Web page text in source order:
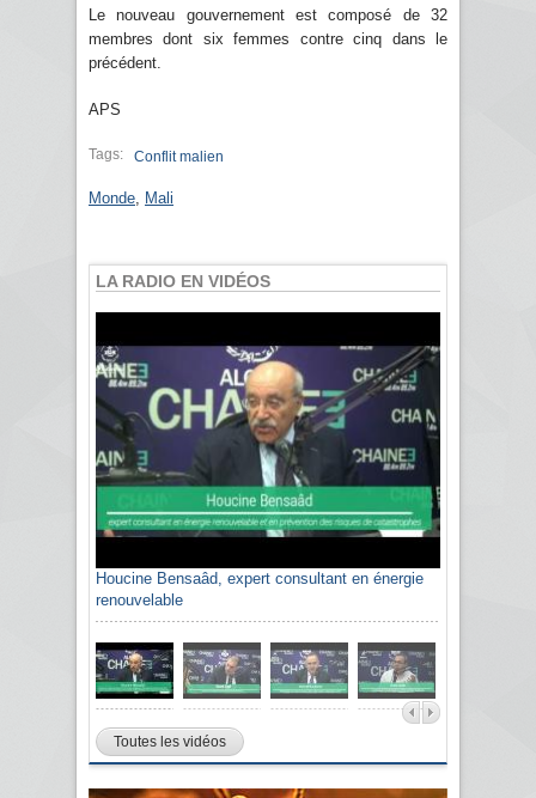
Le nouveau gouvernement est composé de 32
membres dont six femmes contre cinq dans le
précédent.
APS
Tags: Conflit malien
Monde Mali
LA RADIO EN VIDÉOS
Houcine Bensaâd, expert consultant en énergie
renouvelable
Toutes les vidéos